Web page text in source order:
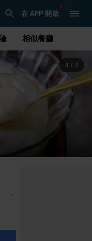
在 APP 開啟
相似餐廳
1 / 4